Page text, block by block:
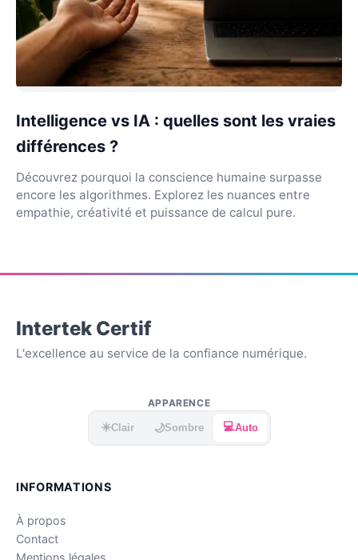
Intelligence vs IA : quelles sont les vraies
différences ?
Découvrez pourquoi la conscience humaine surpasse
encore les algorithmes. Explorez les nuances entre
empathie, créativité et puissance de calcul pure.
Intertek Certif
L'excellence au service de la confiance numérique.
APPARENCE
☀️Clair 🌙Sombre 💻Auto
INFORMATIONS
À propos
Contact
Mentions légales